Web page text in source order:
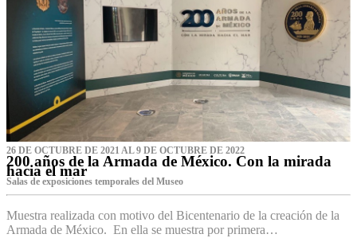
26 DE OCTUBRE DE 2021 AL 9 DE OCTUBRE DE 2022
200 años de la Armada de México. Con la mirada
hacia el mar
Salas de exposiciones temporales del Museo‌
Muestra realizada con motivo del Bicentenario de la creación de la
Armada de México. En ella se muestra por primera…